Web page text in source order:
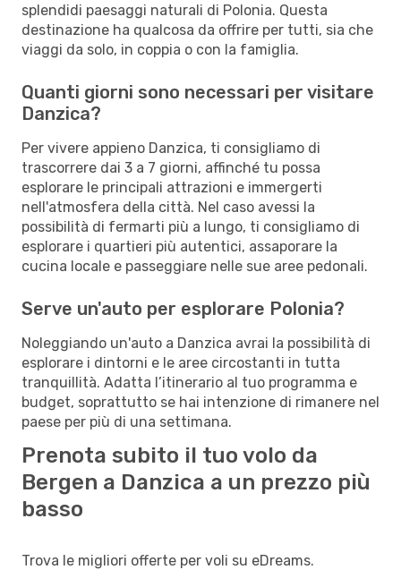
splendidi paesaggi naturali di Polonia. Questa
destinazione ha qualcosa da offrire per tutti, sia che
viaggi da solo, in coppia o con la famiglia.
Quanti giorni sono necessari per visitare
Danzica?
Per vivere appieno Danzica, ti consigliamo di
trascorrere dai 3 a 7 giorni, affinché tu possa
esplorare le principali attrazioni e immergerti
nell'atmosfera della città. Nel caso avessi la
possibilità di fermarti più a lungo, ti consigliamo di
esplorare i quartieri più autentici, assaporare la
cucina locale e passeggiare nelle sue aree pedonali.
Serve un'auto per esplorare Polonia?
Noleggiando un'auto a Danzica avrai la possibilità di
esplorare i dintorni e le aree circostanti in tutta
tranquillità. Adatta l’itinerario al tuo programma e
budget, soprattutto se hai intenzione di rimanere nel
paese per più di una settimana.
Prenota subito il tuo volo da
Bergen a Danzica a un prezzo più
basso
Trova le migliori offerte per voli su eDreams.